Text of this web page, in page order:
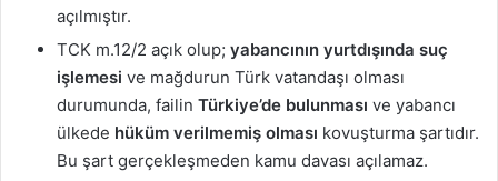
açılmıştır.
TCK m.12/2 açık olup; yabancının yurtdışında suç
işlemesi ve mağdurun Türk vatandaşı olması
durumunda, failin Türkiye’de bulunması ve yabancı
ülkede hüküm verilmemiş olması kovuşturma şartıdır.
Bu şart gerçekleşmeden kamu davası açılamaz.